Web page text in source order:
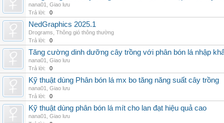
nana01
Giao lưu
Trả lời:
0
NedGraphics 2025.1
Drograms Thông gió thông thường
Trả lời:
0
Tăng cường dinh dưỡng cây trồng với phân bón lá nhập
nana01
Giao lưu
Trả lời:
0
Kỹ thuật dùng Phân bón lá mx bo tăng năng suất cây trồng
nana01
Giao lưu
Trả lời:
0
Kỹ thuật dùng phân bón lá mít cho lan đạt hiệu quả cao
nana01
Giao lưu